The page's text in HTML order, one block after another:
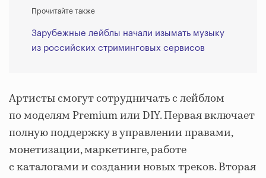
Прочитайте также
Зарубежные лейблы начали изымать музыку
из российских стриминговых сервисов
Артисты смогут сотрудничать с лейблом
по моделям Premium или DIY. Первая включает
полную поддержку в управлении правами,
монетизации, маркетинге, работе
с каталогами и создании новых треков. Вторая